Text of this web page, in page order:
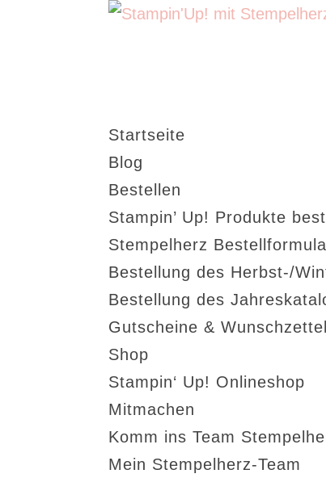
Startseite
Blog
Bestellen
Stampin’ Up! Produkte
Stempelherz
Bestellung des Herbst-/
Bestellung des
Gutscheine & Wunschzettel
Shop
Stampin‘ Up! Onlineshop
Mitmachen
Komm ins Team
Mein Stempelherz-Team